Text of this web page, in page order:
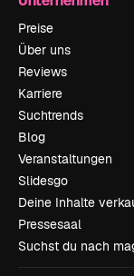
Preise
Über uns
Reviews
Karriere
Suchtrends
Blog
Veranstaltungen
Slidesgo
Deine Inhalte
Pressesaal
Suchst du nach